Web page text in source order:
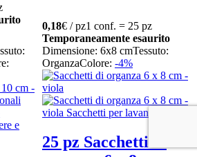
0,18€ / pz1 conf. = 25 pz
Temporaneamente esaurito
Dimensione: 6x8 cmTessuto:
OrganzaColore: -4%
25 pz Sacchetti di